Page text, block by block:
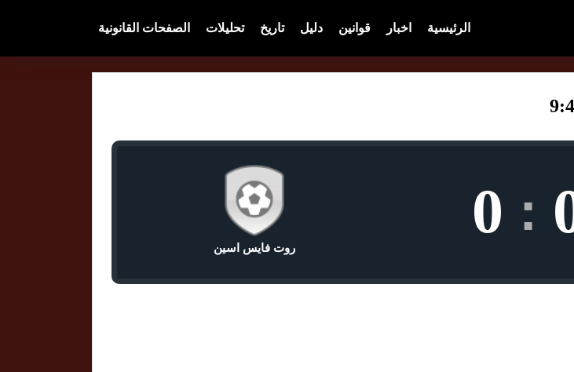
الرئيسية اخبار قوانين دليل تاريخ تحليلات الصفحات القانونية
:
0
روت فايس اسين